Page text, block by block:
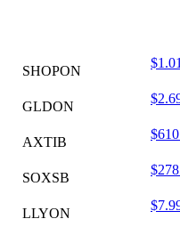
SHOPON
GLDON
AXTIB
SOXSB
LLYON